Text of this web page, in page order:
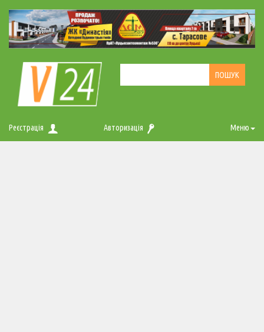
Реєстрація Авторизація Меню